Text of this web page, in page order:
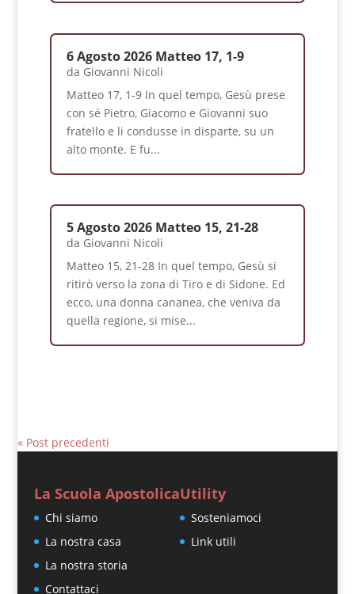
6 Agosto 2026 Matteo 17, 1-9
da Giovanni Nicoli
Matteo 17, 1-9 In quel tempo, Gesù prese
con sé Pietro, Giacomo e Giovanni suo
fratello e li condusse in disparte, su un
alto monte. E fu...
5 Agosto 2026 Matteo 15, 21-28
da Giovanni Nicoli
Matteo 15, 21-28 In quel tempo, Gesù si
ritirò verso la zona di Tiro e di Sidone. Ed
ecco, una donna cananea, che veniva da
quella regione, si mise...
« Post precedenti
La Scuola Apostolica
Chi siamo
La nostra casa
La nostra storia
Contattaci
Utility
Sosteniamoci
Link utili